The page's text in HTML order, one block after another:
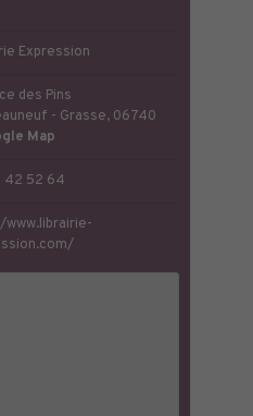
Expression
des Pins
- Grasse, 06740
Map
42 52 64